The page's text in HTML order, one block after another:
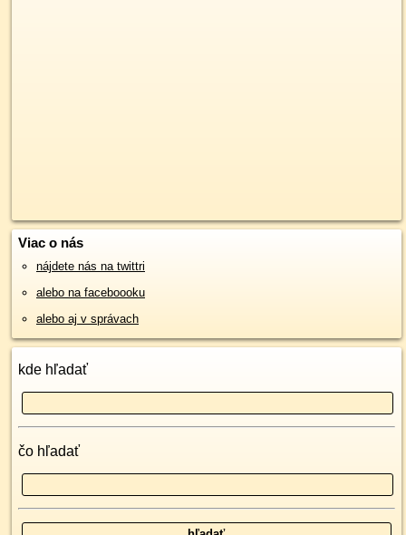
Viac o nás
nájdete nás na twittri
alebo na faceboooku
alebo aj v správach
kde hľadať
čo hľadať